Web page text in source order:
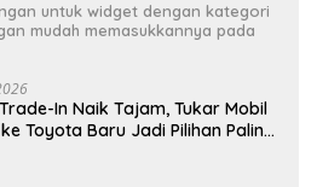
untuk widget dengan kategori
mudah memasukkannya pada
In Naik Tajam, Tukar Mobil
Toyota Baru Jadi Pilihan Paling